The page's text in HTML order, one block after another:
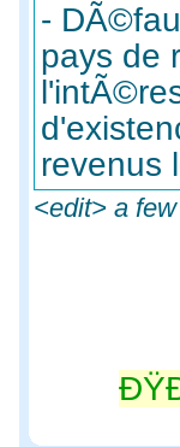
-
pays de
revenus
<edit> a
-